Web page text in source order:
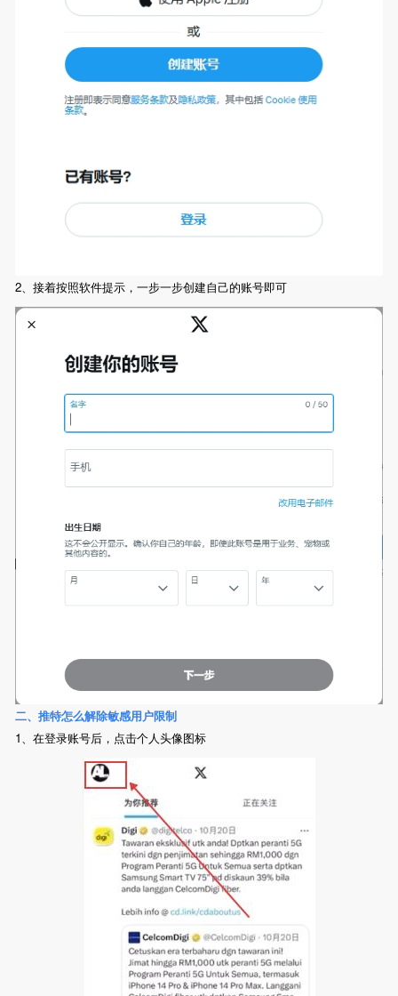
2、接着按照软件提示，一步一步创建自己的账号即可
二、推特怎么解除敏感用户限制
1、在登录账号后，点击个人头像图标